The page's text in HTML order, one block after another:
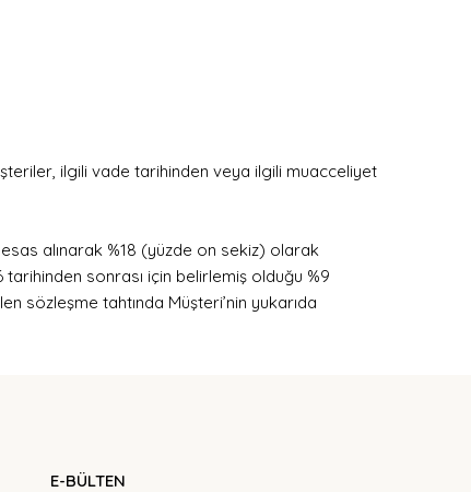
ilgili vade tarihinden veya ilgili muacceliyet
alınarak %18 (yüzde on sekiz) olarak
tarihinden sonrası için belirlemiş olduğu %9
sözleşme tahtında Müşteri’nin yukarıda
E-BÜLTEN